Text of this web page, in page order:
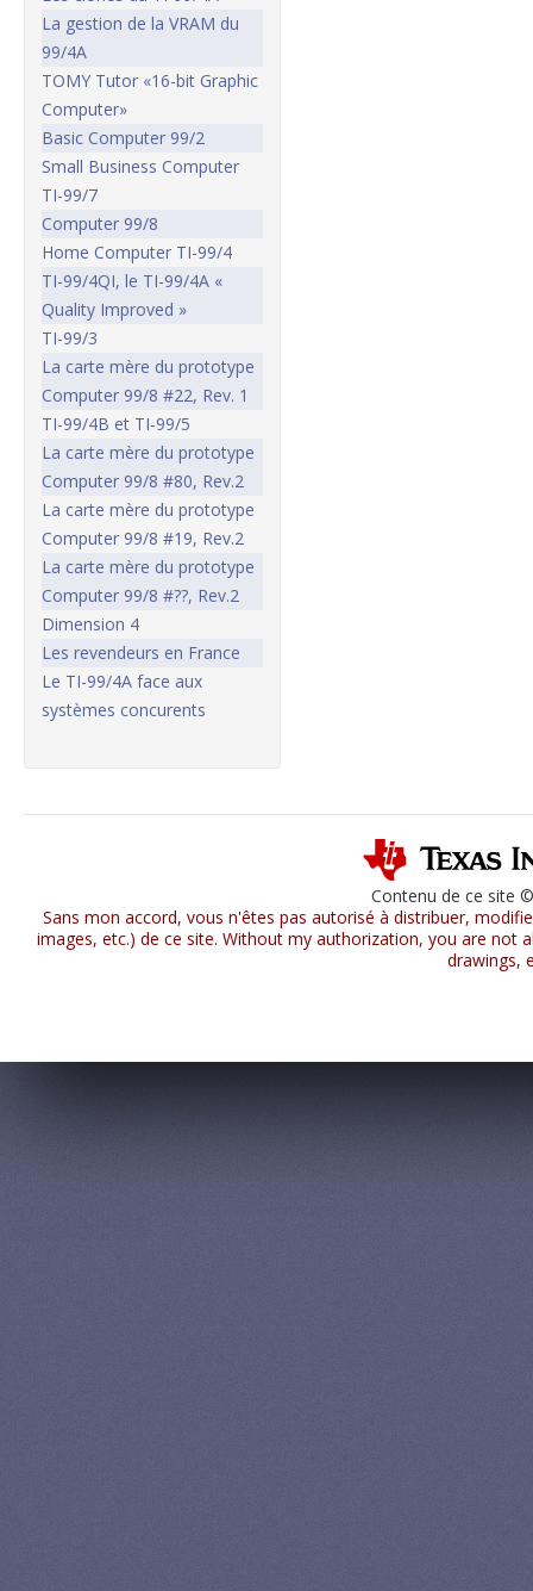
La gestion de la VRAM du
99/4A
TOMY Tutor «16-bit Graphic
Computer»
Basic Computer 99/2
Small Business Computer
TI-99/7
Computer 99/8
Home Computer TI-99/4
TI-99/4QI, le TI-99/4A «
Quality Improved »
TI-99/3
La carte mère du prototype
Computer 99/8 #22, Rev. 1
TI-99/4B et TI-99/5
La carte mère du prototype
Computer 99/8 #80, Rev.2
La carte mère du prototype
Computer 99/8 #19, Rev.2
La carte mère du prototype
Computer 99/8 #??, Rev.2
Dimension 4
Les revendeurs en France
Le TI-99/4A face aux
systèmes concurents
Contenu de ce site
Sans mon accord, vous n'êtes pas autorisé à distribuer,
images, etc.) de ce site. Without my authorization, you are
drawings,